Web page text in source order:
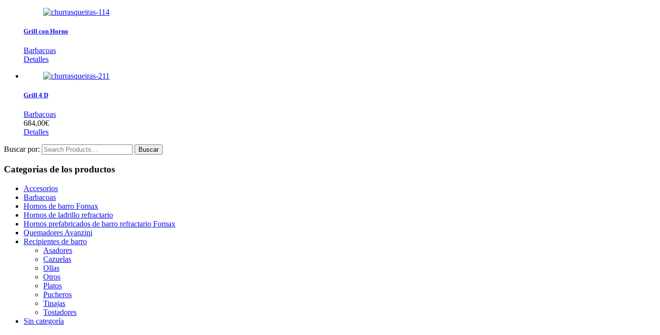
Grill con Horno
Barbacoas
Detalles
Grill 4 D
Barbacoas
684,00€
Detalles
Buscar por:
Categorias de los productos
Accesorios
Barbacoas
Hornos de barro Fornax
Hornos de ladrillo refractario
Hornos prefabricados de barro refractario Fornax
Quemadores Avanzini
Recipientes de barro
Asadores
Cazuelas
Ollas
Otros
Platos
Pucheros
Tinajas
Tostadores
Sin categoría